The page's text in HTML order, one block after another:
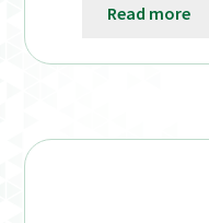
Read more